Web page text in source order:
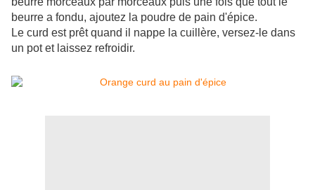
beurre a fondu, ajoutez la poudre de pain d'épice.
Le curd est prêt quand il nappe la cuillère, versez-le dans
un pot et laissez refroidir.